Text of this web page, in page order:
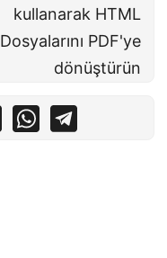
kullanarak HTML
Dosyalarını PDF'ye
dönüştürün